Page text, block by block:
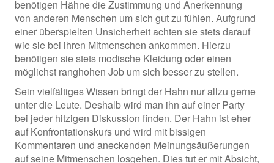
benötigen Hähne die Zustimmung und Anerkennung
von anderen Menschen um sich gut zu fühlen. Aufgrund
einer überspielten Unsicherheit achten sie stets darauf
wie sie bei ihren Mitmenschen ankommen. Hierzu
benötigen sie stets modische Kleidung oder einen
möglichst ranghohen Job um sich besser zu stellen.
Sein vielfältiges Wissen bringt der Hahn nur allzu gerne
unter die Leute. Deshalb wird man ihn auf einer Party
bei jeder hitzigen Diskussion finden. Der Hahn ist eher
auf Konfrontationskurs und wird mit bissigen
Kommentaren und aneckenden Meinungsäußerungen
auf seine Mitmenschen losgehen. Dies tut er mit Absicht,